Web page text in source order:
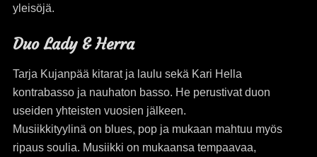
yleisöjä.
Duo Lady & Herra
Tarja Kujanpää kitarat ja laulu sekä Kari Hella
kontrabasso ja nauhaton basso. He perustivat duon
useiden yhteisten vuosien jälkeen.
Musiikkityylinä on blues, pop ja mukaan mahtuu myös
ripaus soulia. Musiikki on mukaansa tempaavaa,